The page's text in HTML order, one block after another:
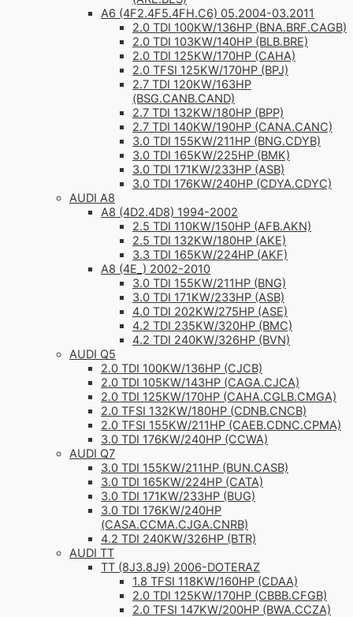
A6 (4F2.4F5.4FH.C6) 05.2004-03.2011
2.0 TDI 100KW/136HP (BNA.BRF.CAGB)
2.0 TDI 103KW/140HP (BLB.BRE)
2.0 TDI 125KW/170HP (CAHA)
2.0 TFSI 125KW/170HP (BPJ)
2.7 TDI 120KW/163HP
(BSG.CANB.CAND)
2.7 TDI 132KW/180HP (BPP)
2.7 TDI 140KW/190HP (CANA.CANC)
3.0 TDI 155KW/211HP (BNG.CDYB)
3.0 TDI 165KW/225HP (BMK)
3.0 TDI 171KW/233HP (ASB)
3.0 TDI 176KW/240HP (CDYA.CDYC)
AUDI A8
A8 (4D2.4D8) 1994-2002
2.5 TDI 110KW/150HP (AFB.AKN)
2.5 TDI 132KW/180HP (AKE)
3.3 TDI 165KW/224HP (AKF)
A8 (4E_) 2002-2010
3.0 TDI 155KW/211HP (BNG)
3.0 TDI 171KW/233HP (ASB)
4.0 TDI 202KW/275HP (ASE)
4.2 TDI 235KW/320HP (BMC)
4.2 TDI 240KW/326HP (BVN)
AUDI Q5
2.0 TDI 100KW/136HP (CJCB)
2.0 TDI 105KW/143HP (CAGA.CJCA)
2.0 TDI 125KW/170HP (CAHA.CGLB.CMGA)
2.0 TFSI 132KW/180HP (CDNB.CNCB)
2.0 TFSI 155KW/211HP (CAEB.CDNC.CPMA)
3.0 TDI 176KW/240HP (CCWA)
AUDI Q7
3.0 TDI 155KW/211HP (BUN.CASB)
3.0 TDI 165KW/224HP (CATA)
3.0 TDI 171KW/233HP (BUG)
3.0 TDI 176KW/240HP
(CASA.CCMA.CJGA.CNRB)
4.2 TDI 240KW/326HP (BTR)
AUDI TT
TT (8J3.8J9) 2006-DOTERAZ
1.8 TFSI 118KW/160HP (CDAA)
2.0 TDI 125KW/170HP (CBBB.CFGB)
2.0 TFSI 147KW/200HP (BWA.CCZA)